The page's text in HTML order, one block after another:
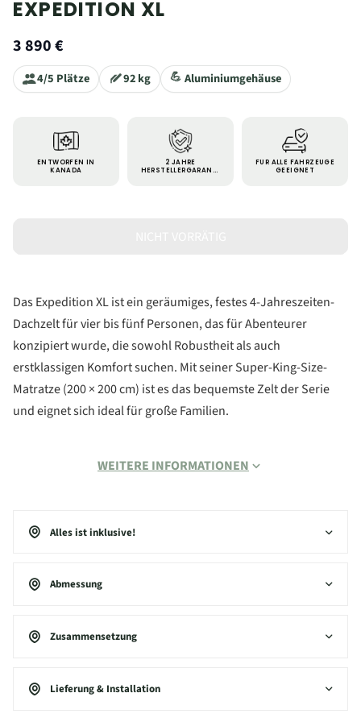
EXPEDITION XL
3 890 €
4/5 Plätze 92kg 💪Aluminiumgehäuse
ENTWORFEN IN
KANADA
2 JAHRE
HERSTELLERGARANTI
FÜR ALLE FAHRZEUGE
GEEIGNET
Das Expedition XL ist ein geräumiges, festes 4-Jahreszeiten-
Dachzelt für vier bis fünf Personen, das für Abenteurer
konzipiert wurde, die sowohl Robustheit als auch
erstklassigen Komfort suchen. Mit seiner Super-King-Size-
Matratze (200 × 200 cm) ist es das bequemste Zelt der Serie
und eignet sich ideal für große Familien.
WEITERE INFORMATIONEN
Alles ist inklusive!
Abmessung
Zusammensetzung
Lieferung & Installation